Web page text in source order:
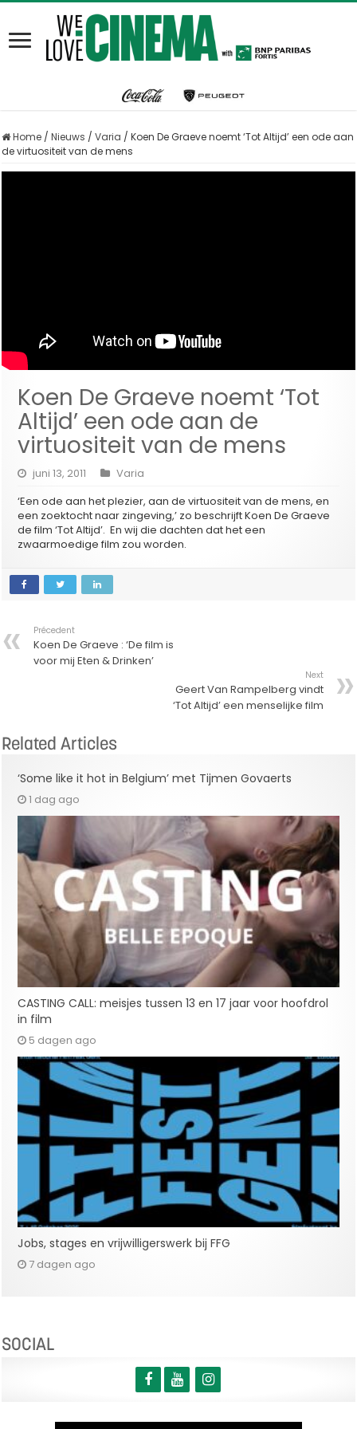
Home / Nieuws / Varia / Koen De Graeve noemt ‘Tot Altijd’ een ode aan
de virtuositeit van de mens
Koen De Graeve noemt ‘Tot
Altijd’ een ode aan de
virtuositeit van de mens
juni 13, 2011
Varia
‘Een ode aan het plezier, aan de virtuositeit van de mens, en
een zoektocht naar zingeving,’ zo beschrijft Koen De Graeve
de film ‘Tot Altijd’. En wij die dachten dat het een
zwaarmoedige film zou worden.
Précedent
Koen De Graeve : ‘De film is
voor mij Eten & Drinken’
Next
Geert Van Rampelberg vindt
‘Tot Altijd’ een menselijke film
Related Articles
‘Some like it hot in Belgium’ met Tijmen Govaerts
1 dag ago
CASTING CALL: meisjes tussen 13 en 17 jaar voor hoofdrol
in film
5 dagen ago
Jobs, stages en vrijwilligerswerk bij FFG
7 dagen ago
SOCIAL